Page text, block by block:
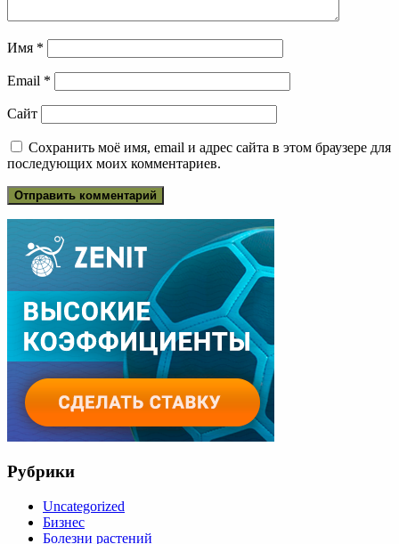
Имя *
Email *
Сайт
Сохранить моё имя, email и адрес сайта в этом браузере для
последующих моих комментариев.
Рубрики
Uncategorized
Бизнес
Болезни растений